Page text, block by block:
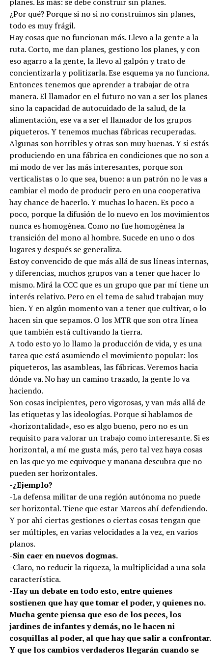
¿Por qué? Porque si no si no construimos sin planes,
todo es muy frágil.
Hay cosas que no funcionan más. Llevo a la gente a la
ruta. Corto, me dan planes, gestiono los planes, y con
eso agarro a la gente, la llevo al galpón y trato de
concientizarla y politizarla. Ese esquema ya no funciona.
Entonces tenemos que aprender a trabajar de otra
manera. El llamador en el futuro no van a ser los planes
sino la capacidad de autocuidado de la salud, de la
alimentación, ese va a ser el llamador de los grupos
piqueteros. Y tenemos muchas fábricas recuperadas.
Algunas son horribles y otras son muy buenas. Y si estás
produciendo en una fábrica en condiciones que no son a
mi modo de ver las más interesantes, porque son
verticalistas o lo que sea, bueno: a un patrón no le vas a
cambiar el modo de producir pero en una cooperativa
hay chance de hacerlo. Y muchas lo hacen. Es poco a
poco, porque la difusión de lo nuevo en los movimientos
nunca es homogénea. Como no fue homogénea la
transición del mono al hombre. Sucede en uno o dos
lugares y después se generaliza.
Estoy convencido de que más allá de sus líneas internas,
y diferencias, muchos grupos van a tener que hacer lo
mismo. Mirá la CCC que es un grupo que par mí tiene un
interés relativo. Pero en el tema de salud trabajan muy
bien. Y en algún momento van a tener que cultivar, o lo
hacen sin que sepamos. O los MTR que son otra línea
que también está cultivando la tierra.
A todo esto yo lo llamo la producción de vida, y es una
tarea que está asumiendo el movimiento popular: los
piqueteros, las asambleas, las fábricas. Veremos hacia
dónde va. No hay un camino trazado, la gente lo va
haciendo.
Son cosas incipientes, pero vigorosas, y van más allá de
las etiquetas y las ideologías. Porque si hablamos de
«horizontalidad», eso es algo bueno, pero no es un
requisito para valorar un trabajo como interesante. Si es
horizontal, a mí me gusta más, pero tal vez haya cosas
en las que yo me equivoque y mañana descubra que no
pueden ser horizontales.
-¿Ejemplo?
-La defensa militar de una región autónoma no puede
ser horizontal. Tiene que estar Marcos ahí defendiendo.
Y por ahí ciertas gestiones o ciertas cosas tengan que
ser múltiples, en varias velocidades a la vez, en varios
planos.
-Sin caer en nuevos dogmas.
-Claro, no reducir la riqueza, la multiplicidad a una sola
característica.
-Hay un debate en todo esto, entre quienes
sostienen que hay que tomar el poder, y quienes no.
Mucha gente piensa que eso de los peces, los
jardines de infantes y demás, no le hacen ni
cosquillas al poder, al que hay que salir a confrontar.
Y que los cambios verdaderos llegarán cuando se